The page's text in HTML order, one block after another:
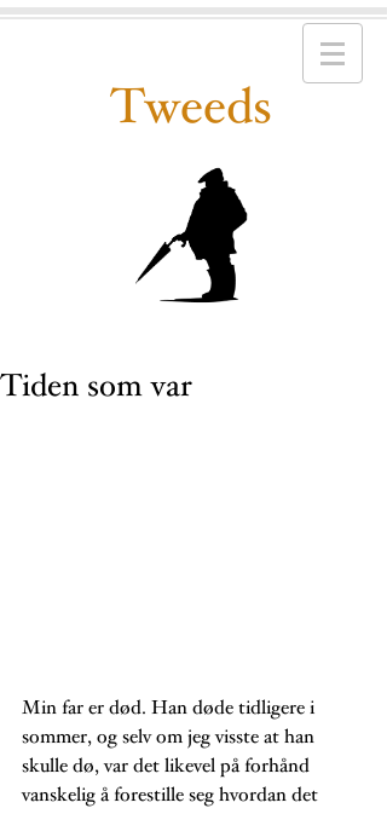
Tweeds
Tiden som var
Min far er død. Han døde tidligere i
sommer, og selv om jeg visste at han
skulle dø, var det likevel på forhånd
vanskelig å forestille seg hvordan det